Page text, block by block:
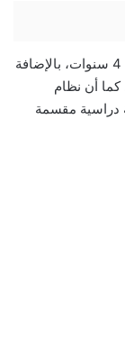
مدة الدراسة بكلية “العلوم الطبية التطبيقية” هي 4 سنوات، بالإضافة
كما أن نظام
دراسية مقسمة